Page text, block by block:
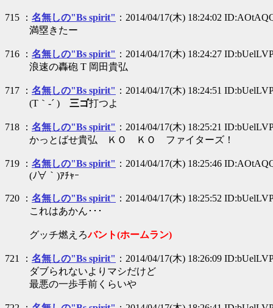
715 ： 名無しの"Bs spirit" ：2014/04/17(木) 18:24:02
満塁きたー
716 ： 名無しの"Bs spirit" ：2014/04/17(木) 18:24:27
浪速の轟砲 T 岡田貴弘
717 ： 名無しの"Bs spirit" ：2014/04/17(木) 18:24:51
(T｀-´ ) 三ゴ打つよ
718 ： 名無しの"Bs spirit" ：2014/04/17(木) 18:25:21
かっとばせ貴弘 ＫＯ ＫＯ ファイターズ！
719 ： 名無しの"Bs spirit" ：2014/04/17(木) 18:25:46
(ﾉ∀｀)ｱﾁｬｰ
720 ： 名無しの"Bs spirit" ：2014/04/17(木) 18:25:52
これはあかん･･･
グッチ燃えろバント(ホームラン)
721 ： 名無しの"Bs spirit" ：2014/04/17(木) 18:26:09
ダブられないよりマシだけど
最悪の一歩手前くらいや